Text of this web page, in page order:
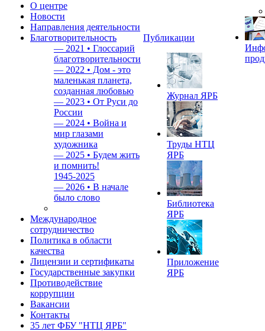
О центре
Новости
Направления деятельности
Благотворительность
— 2021 • Глоссарий
благотворительности
— 2022 • Дом - это
маленькая планета,
созданная любовью
— 2023 • От Руси до
России
— 2024 • Война и
мир глазами
художника
— 2025 • Будем жить
и помнить!
1945-2025
— 2026 • В начале
было слово
Международное
сотрудничество
Политика в области
качества
Лицензии и сертификаты
Государственные закупки
Противодействие
коррупции
Вакансии
Контакты
35 лет ФБУ "НТЦ ЯРБ"
Публикации
Журнал ЯРБ
Труды НТЦ
ЯРБ
Библиотека
ЯРБ
Приложение
ЯРБ